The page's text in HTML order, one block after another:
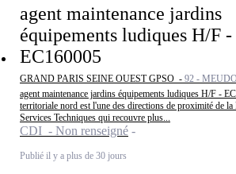
agent maintenance jardins
équipements ludiques H/F -
EC160005
GRAND PARIS SEINE OUEST GPSO - 92 -
agent maintenance jardins équipements ludiques H/F -
territoriale nord est l'une des directions de proximité de
Services Techniques qui recouvre plus...
CDI - Non renseigné
Publié il y a plus de 30 jours